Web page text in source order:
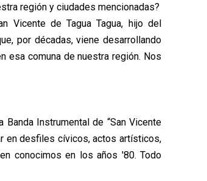
región y ciudades mencionadas?
Vicente de Tagua Tagua, hijo del
por décadas, viene desarrollando
esa comuna de nuestra región. Nos
Instrumental de “San Vicente
en desfiles cívicos, actos artísticos,
conocimos en los años '80. Todo